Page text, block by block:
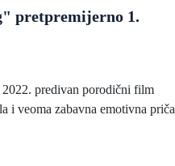
pretpremijerno 1.
predivan porodični film
i veoma zabavna emotivna priča